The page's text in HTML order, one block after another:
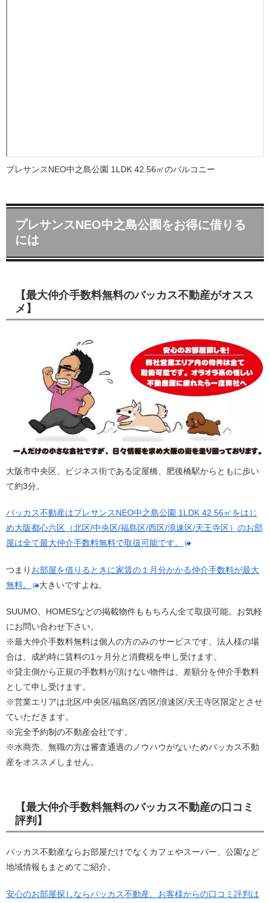
プレサンスNEO中之島公園 1LDK 42.56㎡のバルコニー
プレサンスNEO中之島公園をお得に借りる
には
【最大仲介手数料無料のバッカス不動産がオスス
メ】
大阪市中央区、ビジネス街である淀屋橋、肥後橋駅からともに歩い
て約3分。
バッカス不動産はプレサンスNEO中之島公園 1LDK 42.56㎡をはじ
め大阪都心六区（北区/中央区/福島区/西区/浪速区/天王寺区）のお部
屋は全て最大仲介手数料無料で取扱可能です。
つまり お部屋を借りるときに家賃の１月分かかる仲介手数料が最大
無料。
大きいですよね。
SUUMO、HOMESなどの掲載物件ももちろん全て取扱可能。お気軽
にお問い合わせ下さい。
※最大仲介手数料無料は個人の方のみのサービスです。法人様の場
合は、成約時に賃料の1ヶ月分と消費税を申し受けます。
※貸主側から正規の手数料が頂けない物件は、差額分を仲介手数料
として申し受けます。
※営業エリアは北区/中央区/福島区/西区/浪速区/天王寺区限定とさせ
ていただきます。
※完全予約制の不動産会社です。
※水商売、無職の方は審査通過のノウハウがないためバッカス不動
産をオススメしません。
【最大仲介手数料無料のバッカス不動産の口コミ
評判】
バッカス不動産ならお部屋だけでなくカフェやスーパー、公園など
地域情報もまとめてご紹介。
安心のお部屋探しならバッカス不動産。お客様からの口コミ評判は